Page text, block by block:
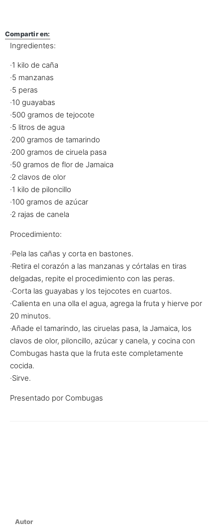
Compartir en:
Ingredientes:
·1 kilo de caña
·5 manzanas
·5 peras
·10 guayabas
·500 gramos de tejocote
·5 litros de agua
·200 gramos de tamarindo
·200 gramos de ciruela pasa
·50 gramos de flor de Jamaica
·2 clavos de olor
·1 kilo de piloncillo
·100 gramos de azúcar
·2 rajas de canela
Procedimiento:
·Pela las cañas y corta en bastones.
·Retira el corazón a las manzanas y córtalas en tiras
delgadas, repite el procedimiento con las peras.
·Corta las guayabas y los tejocotes en cuartos.
·Calienta en una olla el agua, agrega la fruta y hierve por
20 minutos.
·Añade el tamarindo, las ciruelas pasa, la Jamaica, los
clavos de olor, piloncillo, azúcar y canela, y cocina con
Combugas hasta que la fruta este completamente
cocida.
·Sirve.
Presentado por Combugas
Autor